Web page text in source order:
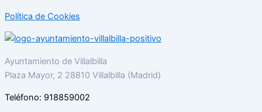
Política de Cookies
Ayuntamiento de Villalbilla
Plaza Mayor, 2 28810 Villalbilla (Madrid)
Teléfono: 918859002